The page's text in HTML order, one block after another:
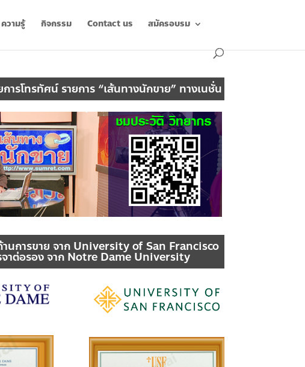
ความรู้ กิจกรรม Contact us สมัครอบรม
ารโทรทัศน์ รายการ “เส้นทางนักขาย” ทางเนชั่น
านการขาย จาก University of San Francisco
จาต่อรอง จาก Notre Dame University